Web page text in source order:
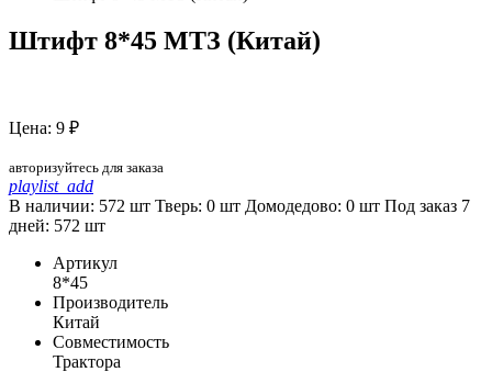
Штифт 8*45 МТЗ (Китай)
Цена: 9 ₽
авторизуйтесь для заказа
playlist_add
В наличии: 572 шт Тверь: 0 шт Домодедово: 0 шт Под заказ 7
дней: 572 шт
Артикул
8*45
Производитель
Китай
Совместимость
Трактора